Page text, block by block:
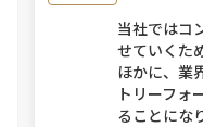
当社ではコ
せていくた
ほかに、業
トリーフォ
ることにな